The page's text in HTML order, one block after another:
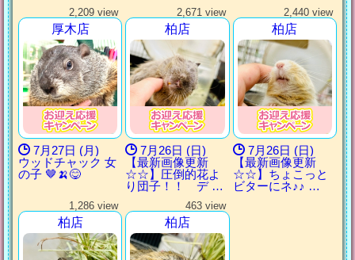
2,209 view
厚木店
7月27日 (月)
ウッドチャック 女
の子 🤎🍌😋
2,671 view
柏店
7月26日 (日)
【最新画像更新
☆☆】圧倒的花よ
り団子！！ デ …
2,440 view
柏店
7月26日 (日)
【最新画像更新
☆☆】ちょこっと
ビターにネ♪♪ …
1,286 view
柏店
463 view
柏店